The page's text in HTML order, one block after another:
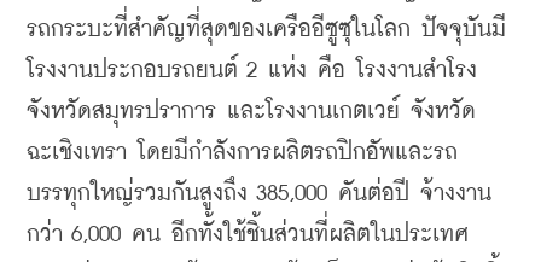
รถกระบะที่สำคัญที่สุดของเครืออีซูซุในโลก ปัจจุบันมี
โรงงานประกอบรถยนต์ 2 แห่ง คือ โรงงานสำโรง
จังหวัดสมุทรปราการ และโรงงานเกตเวย์ จังหวัด
ฉะเชิงเทรา โดยมีกำลังการผลิตรถปิกอัพและรถ
บรรทุกใหญ่รวมกันสูงถึง 385,000 คันต่อปี จ้างงาน
กว่า 6,000 คน อีกทั้งใช้ชิ้นส่วนที่ผลิตในประเทศ